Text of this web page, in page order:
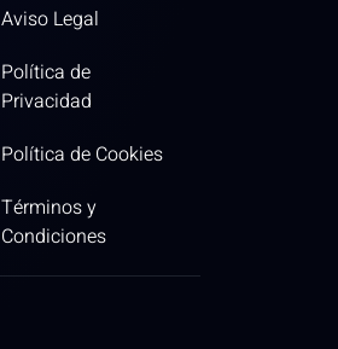
Aviso Legal
Política de
Privacidad
Política de Cookies
Términos y
Condiciones